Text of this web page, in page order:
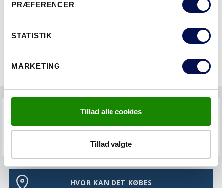
PRÆFERENCER
STATISTIK
MARKETING
Tillad alle cookies
Tillad valgte
HVOR KAN DET KØBES